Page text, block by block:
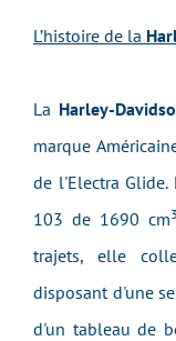
L’histoire de la
La Harley-
marque
de l'Electra
103 de 1690 cm3
trajets, elle
disposant d'une
d'un tableau de